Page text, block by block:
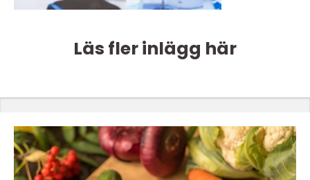
Läs fler inlägg här